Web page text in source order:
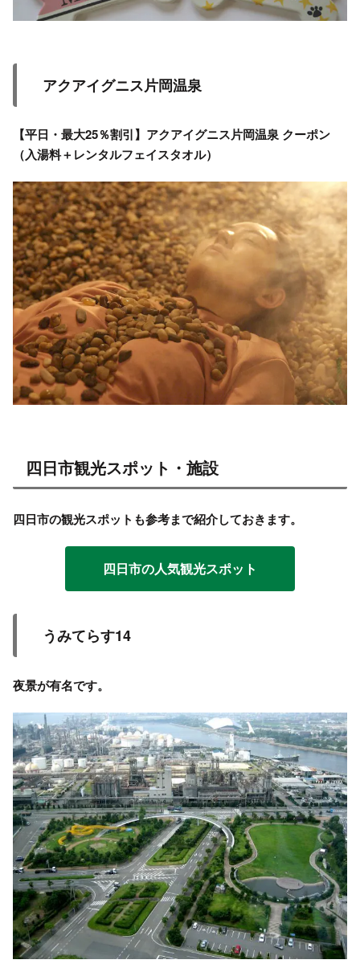
アクアイグニス片岡温泉
【平日・最大25％割引】アクアイグニス片岡温泉 クーポン
（入湯料＋レンタルフェイスタオル）
四日市観光スポット・施設
四日市の観光スポットも参考まで紹介しておきます。
四日市の人気観光スポット
うみてらす14
夜景が有名です。